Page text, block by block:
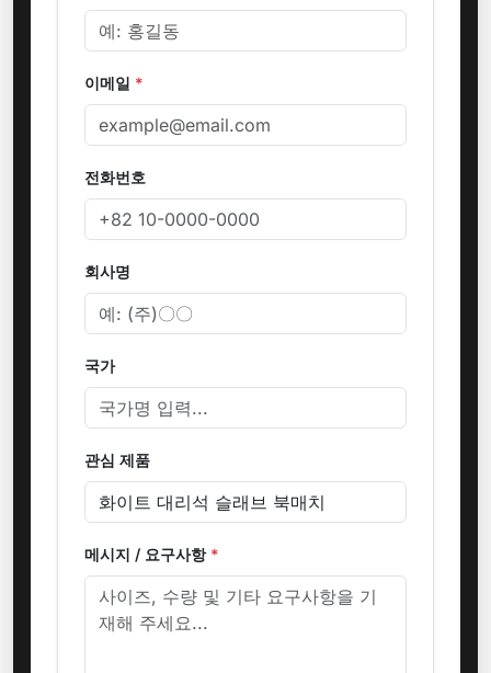
이메일 *
전화번호
회사명
국가
관심 제품
메시지 / 요구사항 *